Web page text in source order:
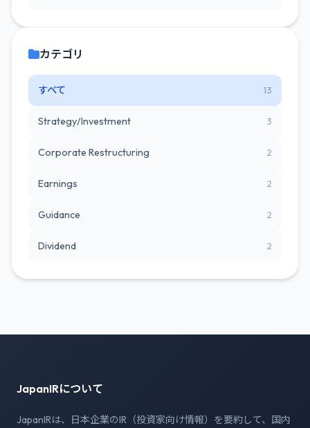
カテゴリ
すべて 13
Strategy/Investment 3
Corporate Restructuring 2
Earnings 2
Guidance 2
Dividend 2
JapanIRについて
JapanIRは、日本企業のIR（投資家向け情報）を要約して、国内